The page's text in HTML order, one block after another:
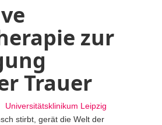
zur
Trauer
Universitätsklinikum Leipzig
stirbt, gerät die Welt der